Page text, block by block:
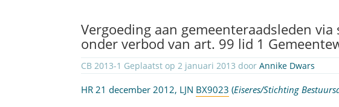
Vergoeding aan gemeenteraadsleden
onder verbod van art. 99 lid 1
CB 2013-1 Geplaatst op 2 januari 2013 doorAnnike Dwars
HR 21 december 2012, LJN BX9023 (Eiseres/Stichting